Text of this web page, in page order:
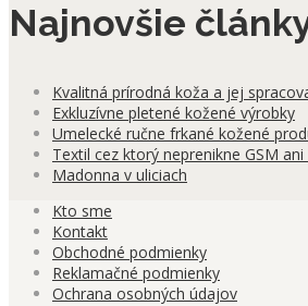
Najnovšie
Kvalitná prírodná koža a jej
Exkluzívne pletené kožené výrobky
Umelecké ručne frkané kožené
Textil cez ktorý neprenikne GSM ani
Madonna v uliciach
Kto sme
Kontakt
Obchodné podmienky
Reklamačné podmienky
Ochrana osobných údajov